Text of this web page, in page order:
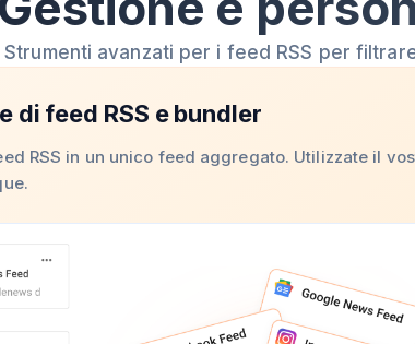
Strumenti avanzati per i feed RSS per
di feed RSS e bundler
RSS in un unico feed aggregato. Utilizzate il